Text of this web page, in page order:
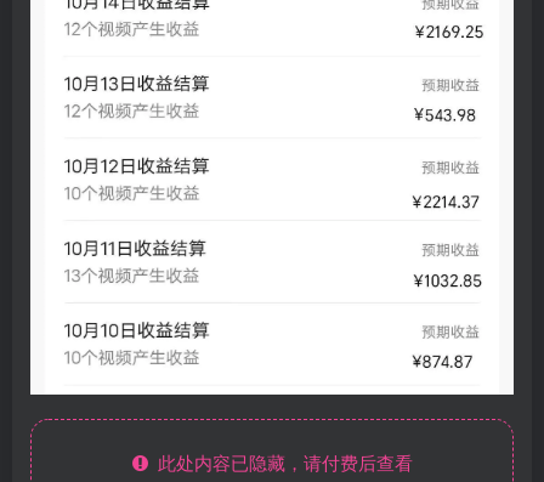
此处内容已隐藏，请付费后查看